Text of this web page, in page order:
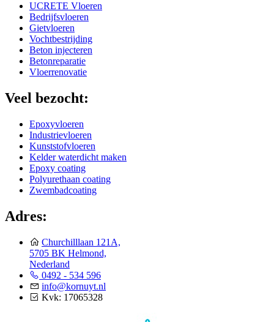
UCRETE Vloeren
Bedrijfsvloeren
Gietvloeren
Vochtbestrijding
Beton injecteren
Betonreparatie
Vloerrenovatie
Veel bezocht:
Epoxyvloeren
Industrievloeren
Kunststofvloeren
Kelder waterdicht maken
Epoxy coating
Polyurethaan coating
Zwembadcoating
Adres:
Churchilllaan 121A,
5705 BK Helmond,
Nederland
0492 - 534 596
info@kornuyt.nl
Kvk: 17065328